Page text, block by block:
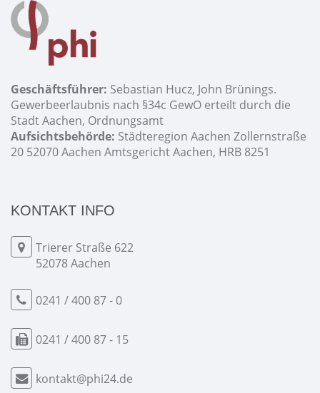
Geschäftsführer: Sebastian Hucz, John Brünings.
Gewerbeerlaubnis nach §34c GewO erteilt durch die
Stadt Aachen, Ordnungsamt
Aufsichtsbehörde: Städteregion Aachen Zollernstraße
20 52070 Aachen Amtsgericht Aachen, HRB 8251
KONTAKT INFO
Trierer Straße 622
52078 Aachen
0241 / 400 87 - 0
0241 / 400 87 - 15
kontakt@phi24.de